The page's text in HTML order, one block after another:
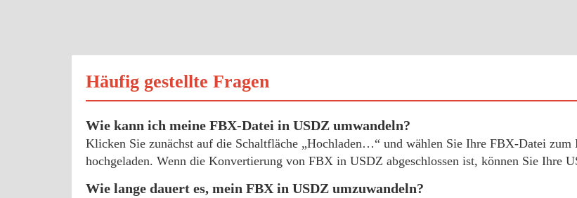
Häufig gestellte Fragen
Wie kann ich meine FBX-Datei in USDZ umwandeln?
Klicken Sie zunächst auf die Schaltfläche „Hochladen…“ und wählen Sie Ihre FBX-Datei
hochgeladen. Wenn die Konvertierung von FBX in USDZ abgeschlossen ist, können Sie Ihre
Wie lange dauert es, mein FBX in USDZ umzuwandeln?